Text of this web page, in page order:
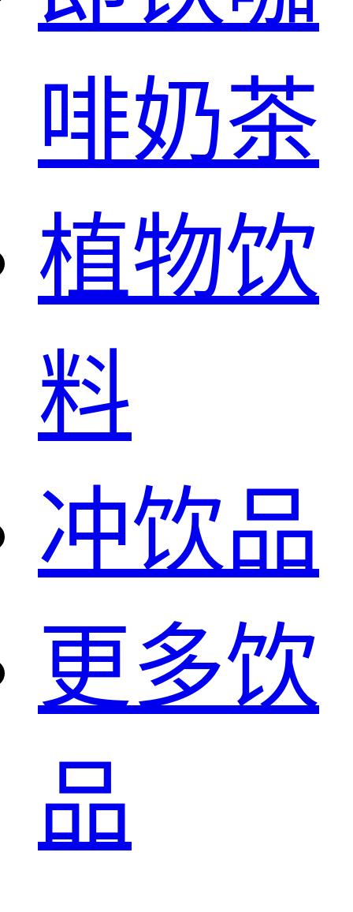
啡奶茶
植物饮
料
冲饮品
更多饮
品